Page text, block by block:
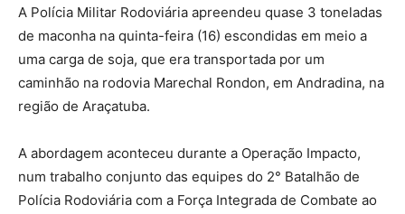
A Polícia Militar Rodoviária apreendeu quase 3 toneladas
de maconha na quinta-feira (16) escondidas em meio a
uma carga de soja, que era transportada por um
caminhão na rodovia Marechal Rondon, em Andradina, na
região de Araçatuba.
A abordagem aconteceu durante a Operação Impacto,
num trabalho conjunto das equipes do 2° Batalhão de
Polícia Rodoviária com a Força Integrada de Combate ao